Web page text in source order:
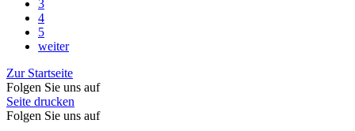
3
4
5
weiter
Zur Startseite
Folgen Sie uns auf
Seite drucken
Folgen Sie uns auf